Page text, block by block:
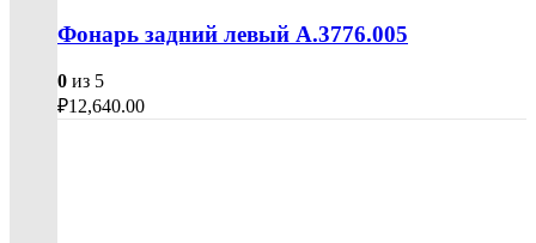
Фонарь задний левый А.3776.005
0 из 5
₽12,640.00